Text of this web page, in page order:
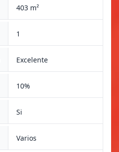
403 m²
1
Excelente
10%
Si
Varios